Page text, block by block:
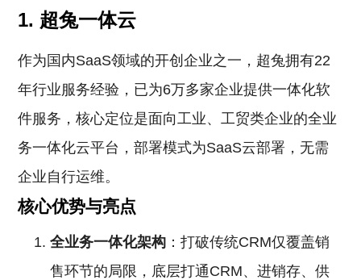
1. 超兔一体云
作为国内SaaS领域的开创企业之一，超兔拥有22
年行业服务经验，已为6万多家企业提供一体化软
件服务，核心定位是面向工业、工贸类企业的全业
务一体化云平台，部署模式为SaaS云部署，无需
企业自行运维。
核心优势与亮点
全业务一体化架构 ：打破传统CRM仅覆盖销
售环节的局限，底层打通CRM、进销存、供